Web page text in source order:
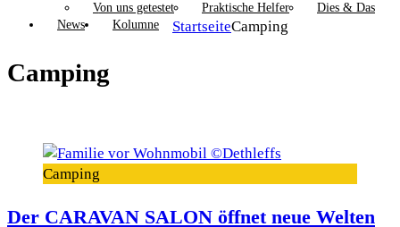
Von uns getestet
Praktische Helfer
Dies & Das
News
Kolumne StartseiteCamping
Camping
Camping
Der CARAVAN SALON öffnet neue Welten